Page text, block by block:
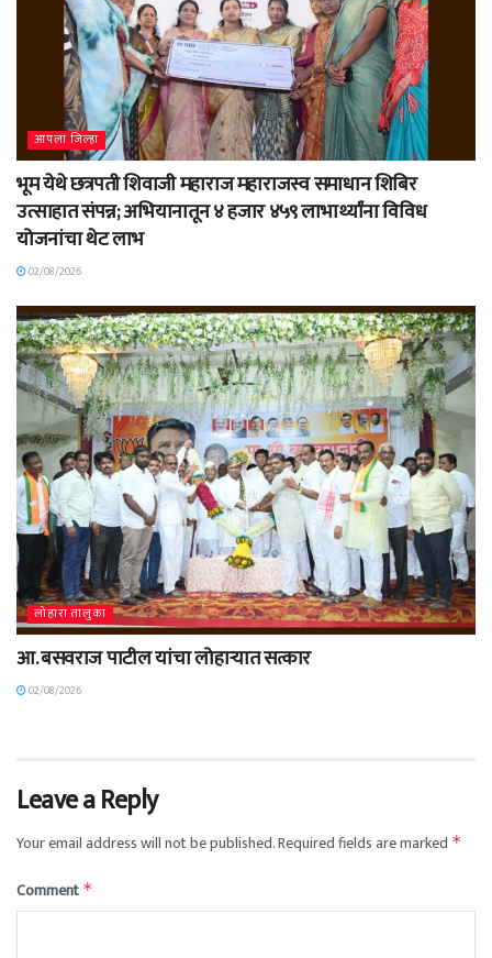
आपला जिल्हा
भूम येथे छत्रपती शिवाजी महाराज महाराजस्व समाधान शिबिर
उत्साहात संपन्न; अभियानातून ४ हजार ४५९ लाभार्थ्यांना विविध
योजनांचा थेट लाभ
02/08/2026
लोहारा तालुका
आ. बसवराज पाटील यांचा लोहाऱ्यात सत्कार
02/08/2026
Leave a Reply
Your email address will not be published.Required fields are marked *
Comment *